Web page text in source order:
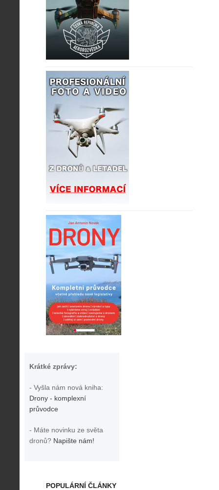
Krátké zprávy:
- Vyšla nám nová kniha:
Drony - komplexní
průvodce
- Máte novinku ze světa
dronů? Napište nám!
POPULÁRNÍ ČLÁNKY